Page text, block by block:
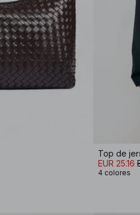
EUR 25.16
4 colores